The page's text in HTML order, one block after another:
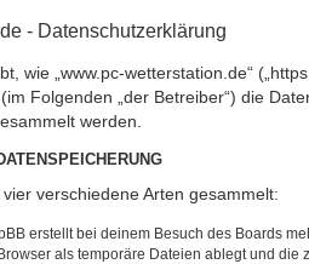
- Datenschutzerklärung
wie „www.pc-wetterstation.de“
Folgenden „der Betreiber“) die
werden.
verschiedene Arten gesammelt:
erstellt bei deinem Besuch des Boards
als temporäre Dateien ablegt und die